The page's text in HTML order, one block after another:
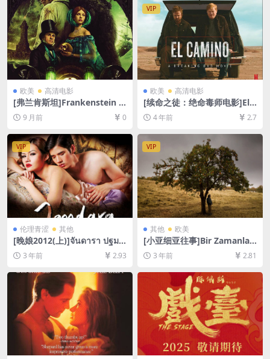
欧美 高清电影
[弗兰肯斯坦]Frankenstein (2
025)[百度网盘+夸克网盘1080
P超清未删减资源][网盘在线播
放/下载][MP4/10GB][中英字
幕]
9 月前 0
VIP
欧美 高清电影
[续命之徒：绝命毒师电影]El
Camino: A Breaking Bad M
ovie (2019)[百度网盘+迅雷云
盘资源1080P超清未删减][MP
4/7GB][中英字幕]
4 年前 2.7
VIP
伦理青涩 其他
[晚娘2012(上)]จันดารา ปฐมบ
ท (2012)[百度网盘+迅雷云盘
资源1080P超清未删减][MP4/
3 年前 2.93
VIP
其他 欧美
[小亚细亚往事]Bir Zamanlar
Anadolu’da (2011)[百度网盘
+夸克网盘1080P超清未删减
4/10GB][中文字幕]
3 年前 2.81